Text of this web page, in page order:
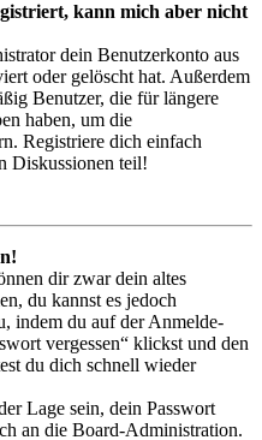
kann mich aber nicht
dein Benutzerkonto aus
oder gelöscht hat. Außerdem
Benutzer, die für längere
haben, um die
Registriere dich einfach
Diskussionen teil!
dir zwar dein altes
du kannst es jedoch
indem du auf der Anmelde-
vergessen“ klickst und den
du dich schnell wieder
Lage sein, dein Passwort
an die Board-Administration.